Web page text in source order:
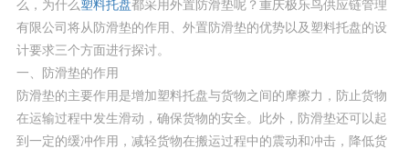
么，为什么塑料托盘都采用外置防滑垫呢？重庆极乐鸟供应链管理
有限公司将从防滑垫的作用、外置防滑垫的优势以及塑料托盘的设
计要求三个方面进行探讨。
一、防滑垫的作用
防滑垫的主要作用是增加塑料托盘与货物之间的摩擦力，防止货物
在运输过程中发生滑动，确保货物的安全。此外，防滑垫还可以起
到一定的缓冲作用，减轻货物在搬运过程中的震动和冲击，降低货